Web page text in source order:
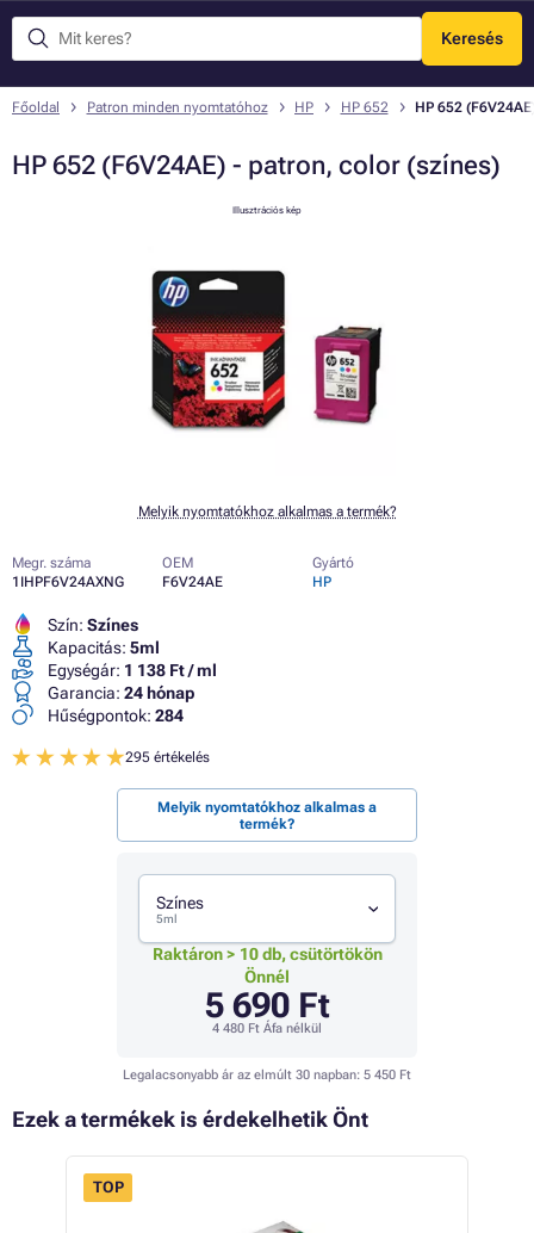
Keresés
Menü
Főoldal Patron minden nyomtatóhoz HP HP 652 HP 652
HP 652 (F6V24AE) - patron, color (színes)
Illusztrációs kép
Melyik nyomtatókhoz alkalmas a termék?
Megr. száma
1IHPF6V24AXNG
OEM
F6V24AE
Gyártó
HP
Szín: Színes
Kapacitás: 5ml
Egységár: 1 138 Ft / ml
Garancia: 24 hónap
Hűségpontok: 284
295 értékelés
Melyik nyomtatókhoz alkalmas a
termék?
Színes
5ml
Raktáron > 10 db, csütörtökön
Önnél
5 690 Ft
4 480 Ft Áfa nélkül
Legalacsonyabb ár az elmúlt 30 napban: 5 450 Ft
Ezek a termékek is érdekelhetik Önt
TOP